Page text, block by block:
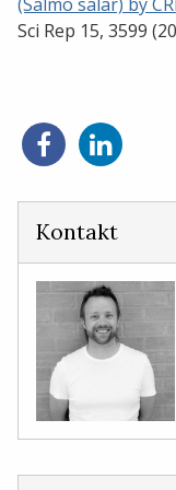
Sci Rep 15, 3599
Del
på
Del
på
Kontakt